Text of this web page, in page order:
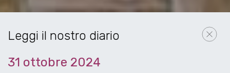
Leggi il nostro diario
31 ottobre 2024